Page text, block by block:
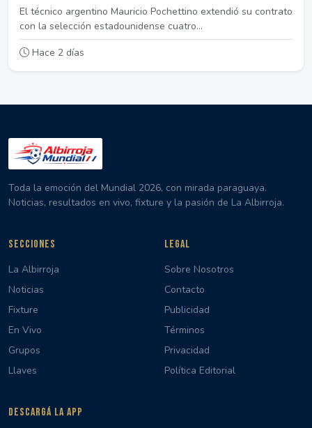
El técnico argentino Mauricio Pochettino extendió su contrato
con la selección estadounidense cuatro...
Hace 2 días
Toda la emoción del Mundial 2026, con mirada paraguaya.
Noticias, resultados en vivo, fixture y la pasión de La Albirroja.
SECCIONES
La Albirroja
Noticias
Fixture
En Vivo
Grupos
Llaves
LEGAL
Sobre Nosotros
Contacto
Publicidad
Términos
Privacidad
Política Editorial
DESCARGÁ LA APP